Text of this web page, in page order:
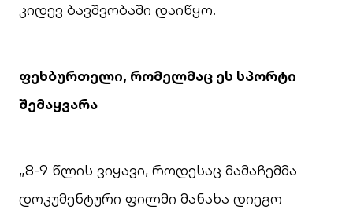
კიდევ ბავშვობაში დაიწყო.
ფეხბურთელი, რომელმაც ეს სპორტი
შემაყვარა
„8-9 წლის ვიყავი, როდესაც მამაჩემმა
დოკუმენტური ფილმი მანახა დიეგო